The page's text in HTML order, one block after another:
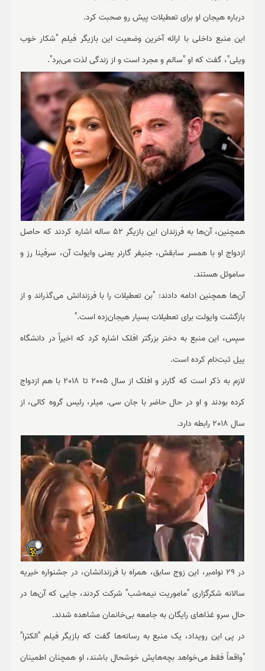
درباره هیجان او برای تعطیلات پیش رو صحبت کرد.
این منبع داخلی با ارائه آخرین وضعیت این بازیگر فیلم "شکار خوب
ویلی"، گفت که او "سالم و مجرد است و از زندگی لذت می‌برد".
همچنین، آن‌ها به فرزندان این بازیگر 52 ساله اشاره کردند که حاصل
ازدواج او با همسر سابقش، جنیفر گارنر یعنی وایولت آن، سرفینا رز و
ساموئل هستند.
آن‌ها همچنین ادامه دادند: "بن تعطیلات را با فرزندانش می‌گذراند و از
بازگشت وایولت برای تعطیلات بسیار هیجان‌زده است."
سپس، این منبع به دختر بزرگتر افلک اشاره کرد که اخیراً در دانشگاه
ییل ثبت‌نام کرده است.
لازم به ذکر است که گارنر و افلک از سال 2005 تا 2018 با هم ازدواج
کرده بودند و او در حال حاضر با جان سی. میلر، رئیس گروه کالی، از
سال 2018 رابطه دارد.
در 29 نوامبر، این زوج سابق، همراه با فرزندانشان، در جشنواره خیریه
سالانه شکرگزاری "ماموریت نیمه‌شب" شرکت کردند، جایی که آن‌ها در
حال سرو غذاهای رایگان به جامعه بی‌خانمان مشاهده شدند.
در پی این رویداد، یک منبع به رسانه‌ها گفت که بازیگر فیلم "الکترا"
"واقعاً فقط می‌خواهد بچه‌هایش خوشحال باشند، او همچنان اطمینان